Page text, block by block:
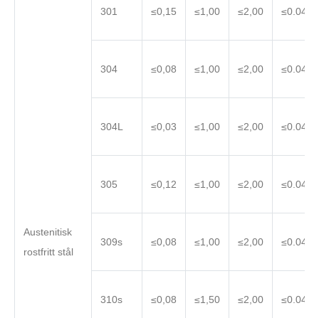
Austenitisk
rostfritt stål
301 ≤0,15 ≤1,00 ≤2,00 ≤0.045
304 ≤0,08 ≤1,00 ≤2,00 ≤0.045
304L ≤0,03 ≤1,00 ≤2,00 ≤0.045
305 ≤0,12 ≤1,00 ≤2,00 ≤0.045
309s ≤0,08 ≤1,00 ≤2,00 ≤0.045
310s ≤0,08 ≤1,50 ≤2,00 ≤0.045